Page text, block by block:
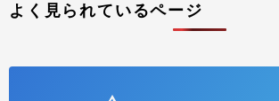
よく見られているページ